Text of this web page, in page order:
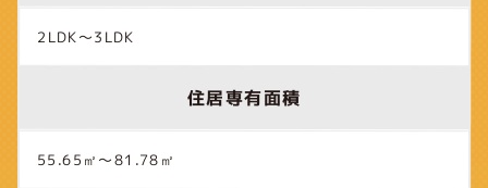
2LDK～3LDK
住居専有面積
55.65㎡～81.78㎡